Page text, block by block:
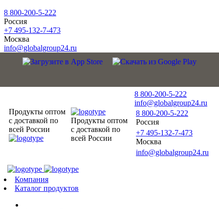
8 800-200-5-222
Россия
+7 495-132-7-473
Москва
info@globalgroup24.ru
Продукты оптом
с доставкой по
всей России
Продукты оптом
с доставкой по
всей России
8 800-200-5-222
info@globalgroup24.ru
8 800-200-5-222
Россия
+7 495-132-7-473
Москва
info@globalgroup24.ru
Компания
Каталог продуктов